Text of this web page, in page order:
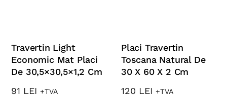
Travertin Light
Economic Mat Placi
De 30,5×30,5×1,2 Cm
91 LEI +TVA
Placi Travertin
Toscana Natural De
30 X 60 X 2 Cm
120 LEI +TVA